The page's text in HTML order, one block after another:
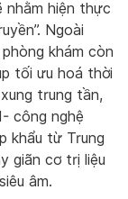
nhằm hiện thực
Ngoài
khám còn
tối ưu hoá thời
trung tần,
công nghệ
khẩu từ Trung
giãn cơ trị liệu
âm.